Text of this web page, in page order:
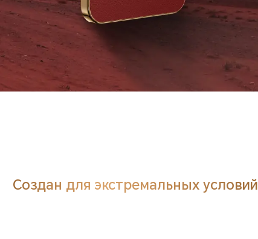
Создан для экстремальных условий